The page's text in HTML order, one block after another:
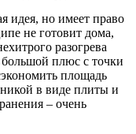
идея, но имеет право
не готовит дома,
разогрева
большой плюс с точки
площадь
в виде плиты и
– очень